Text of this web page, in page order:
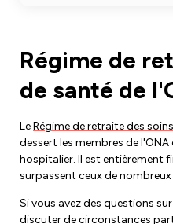
Étudiants infirmiers
Retraités
Aménagements et
Régime de
de santé de
LeRégime de retraite des
dessert les membres de
hospitalier. Il est entièrement
surpassent ceux de nombreux
Si vous avez des questions
discuter de circonstances